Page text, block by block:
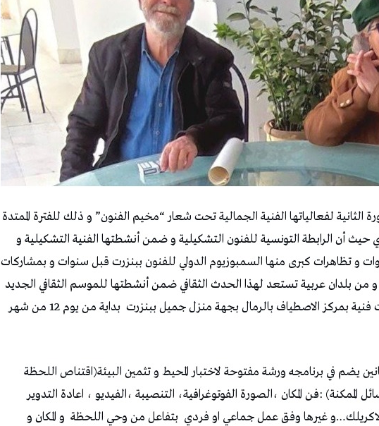
الثانية لفعالياتها الفنية الجمالية تحت شعار “مخيم الفنون” و ذلك للفترة الممتدة
الجاري حيث أن الرابطة التونسية للفنون التشكيلية و ضمن أنشطتها الفنية التشكيلية و
و تظاهرات كبرى منها السمبوزيوم الدولي للفنون ببنزرت قبل سنوات و بمشاركات
من بلدان عربية تستعد لهذا الحدث الثقافي ضمن أنشطتها للموسم الثقافي الجديد
فنية بمركز الاصطياف بالرمال بجهة منزل جميل ببنزرت
بداية من يوم 12 من شهر
يضم في برنامجه ورشة مفتوحة لاختبار المحيط و تثمين البيئة(اقتناص اللحظة
الممكنة) :فن المكان ،الصورة الفوتوغرافية، التنصيبة ،الفيديو ، اعادة التدوير
غيرها وفق عمل جماعي او فردي بتفاعل من وحي اللحظة و المكان و